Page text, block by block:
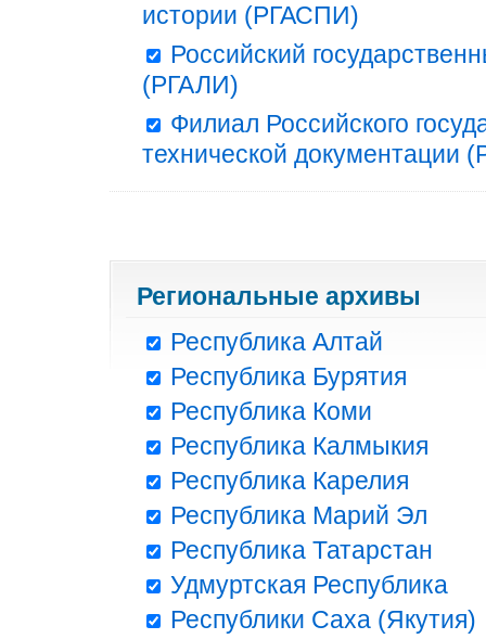
истории (РГАСПИ)
Российский
(РГАЛИ)
Филиал Российского
технической документации
Региональные архивы
Республика Алтай
Республика Бурятия
Республика Коми
Республика Калмыкия
Республика Карелия
Республика Марий Эл
Республика Татарстан
Удмуртская Республика
Республики Саха (Якутия)